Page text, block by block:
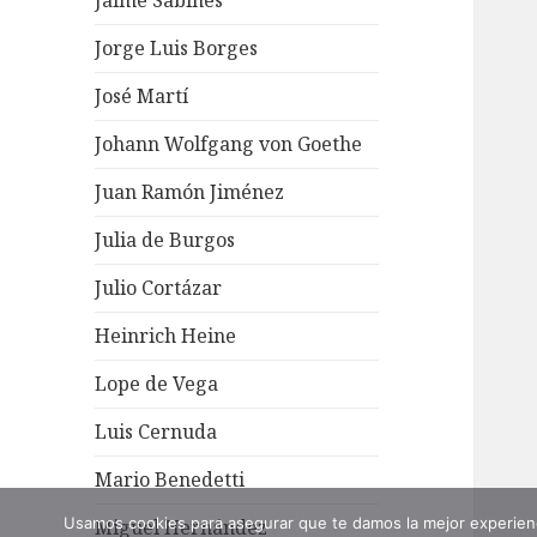
Jorge Luis Borges
José Martí
Johann Wolfgang von Goethe
Juan Ramón Jiménez
Julia de Burgos
Julio Cortázar
Heinrich Heine
Lope de Vega
Luis Cernuda
Mario Benedetti
Miguel Hernández
Usamos cookies para asegurar que te damos la mejor